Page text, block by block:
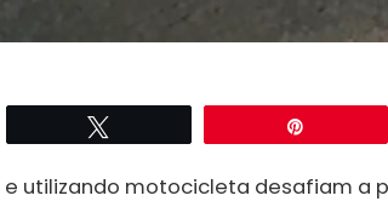
e utilizando motocicleta desafiam a